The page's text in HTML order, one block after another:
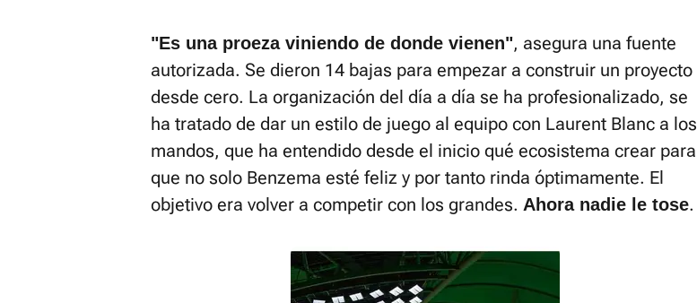
"Es una proeza viniendo de donde vienen", asegura una fuente
autorizada. Se dieron 14 bajas para empezar a construir un proyecto
desde cero. La organización del día a día se ha profesionalizado, se
ha tratado de dar un estilo de juego al equipo con Laurent Blanc a los
mandos, que ha entendido desde el inicio qué ecosistema crear para
que no solo Benzema esté feliz y por tanto rinda óptimamente. El
objetivo era volver a competir con los grandes. Ahora nadie le tose.